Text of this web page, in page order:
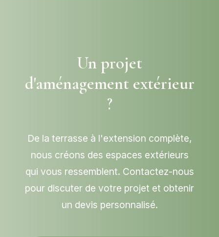
Un projet
d'aménagement extérieur
?
De la terrasse à l'extension complète,
nous créons des espaces extérieurs
qui vous ressemblent. Contactez-nous
pour discuter de votre projet et obtenir
un devis personnalisé.